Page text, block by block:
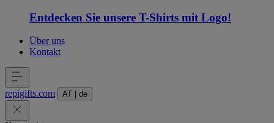
Entdecken Sie unsere T-Shirts mit Logo!
Über uns
Kontakt
repigifts.com AT de